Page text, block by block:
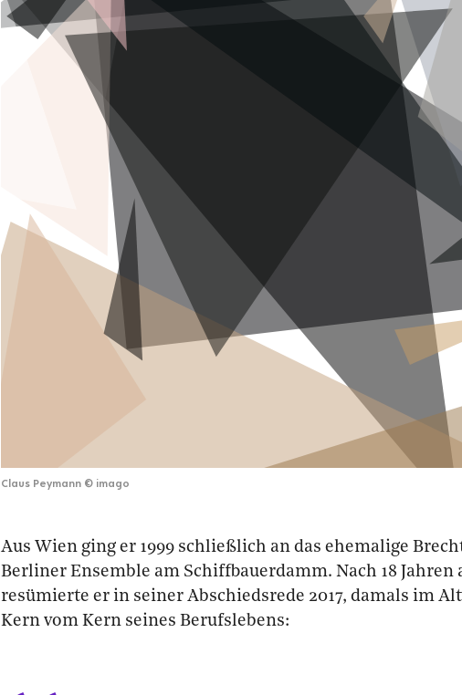
Claus Peymann © imago
Aus Wien ging er 1999 schließlich an das ehemalige
Berliner Ensemble am Schiffbauerdamm. Nach 18 Jahren
resümierte er in seiner Abschiedsrede 2017, damals im
Kern vom Kern seines Berufslebens: